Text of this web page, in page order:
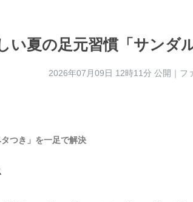
い夏の足元習慣「サンダ
2026年07月09日 12時11分 公開｜フ
つき」を一足で解決